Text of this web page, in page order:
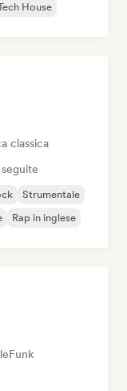
House
classica
Strumentale
Rap in inglese
Funk